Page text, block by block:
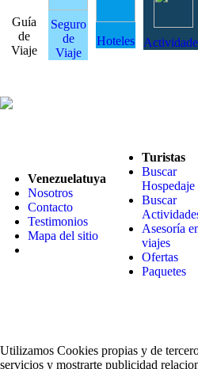
Guía
de
Viaje
Seguro
de
Viaje
Hoteles
Venezuelatuya
Nosotros
Contacto
Testimonios
Mapa del sitio
Turistas
Buscar
Hospedaje
Buscar
Asesoría
viajes
Ofertas
Paquetes
Utilizamos Cookies propias y de
servicios y mostrarte publicidad